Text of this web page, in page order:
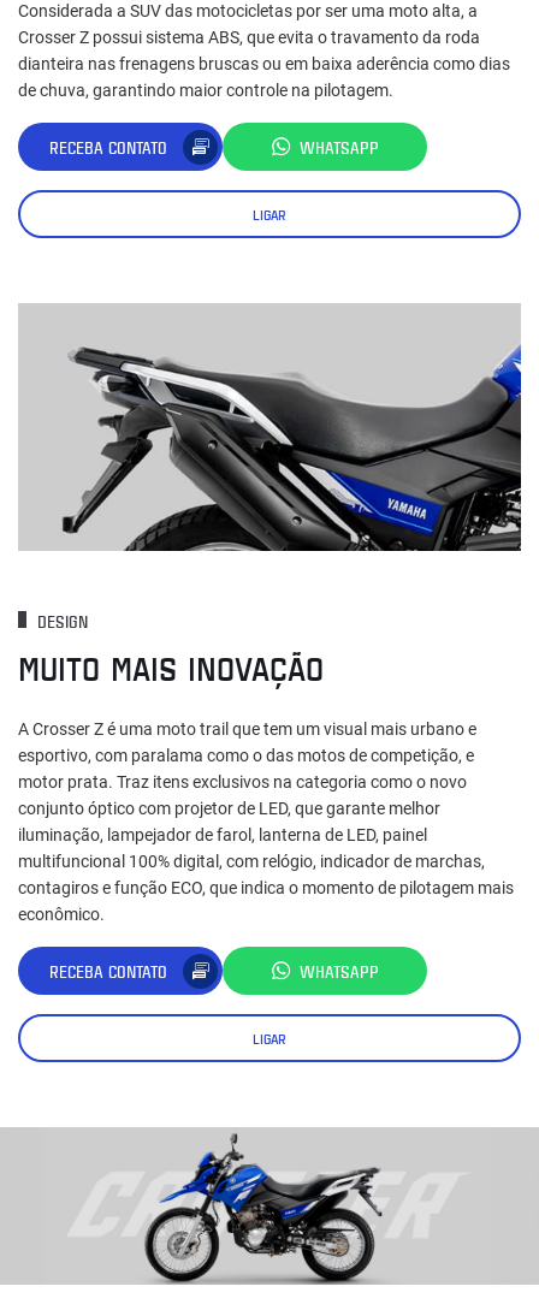
Considerada a SUV das motocicletas por ser uma moto alta, a
Crosser Z possui sistema ABS, que evita o travamento da roda
dianteira nas frenagens bruscas ou em baixa aderência como dias
de chuva, garantindo maior controle na pilotagem.
RECEBA CONTATO WHATSAPP
LIGAR
DESIGN
MUITO MAIS INOVAÇÃO
A Crosser Z é uma moto trail que tem um visual mais urbano e
esportivo, com paralama como o das motos de competição, e
motor prata. Traz itens exclusivos na categoria como o novo
conjunto óptico com projetor de LED, que garante melhor
iluminação, lampejador de farol, lanterna de LED, painel
multifuncional 100% digital, com relógio, indicador de marchas,
contagiros e função ECO, que indica o momento de pilotagem mais
econômico.
RECEBA CONTATO WHATSAPP
LIGAR